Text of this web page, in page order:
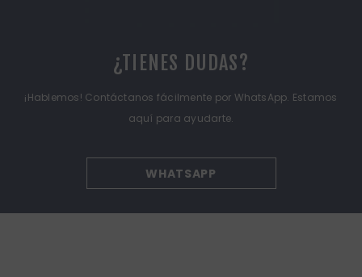
¿TIENES DUDAS?
¡Hablemos! Contáctanos fácilmente por WhatsApp. Estamos
aquí para ayudarte.
WHATSAPP